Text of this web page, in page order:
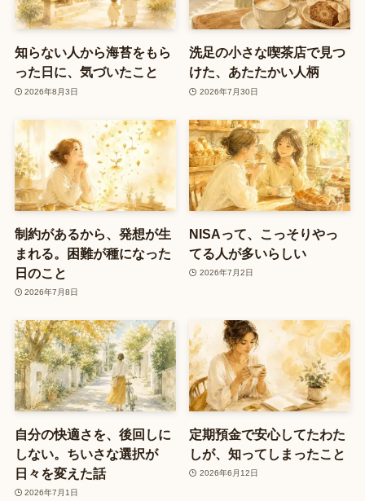
知らない人から海苔をもら
った日に、気づいたこと
2026年8月3日
洗足の小さな喫茶店で見つ
けた、あたたかい人柄
2026年7月30日
制約があるから、発想が生
まれる。困難が種になった
日のこと
2026年7月8日
NISAって、こっそりやっ
てる人が多いらしい
2026年7月2日
自分の快適さを、後回しに
しない。ちいさな選択が
日々を変えた話
2026年7月1日
定期預金で安心してたわた
しが、知ってしまったこと
2026年6月12日